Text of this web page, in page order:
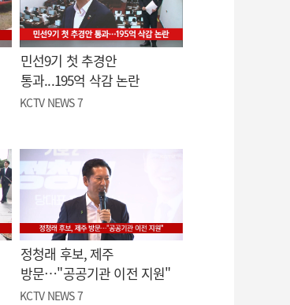
민선9기 첫 추경안
통과...195억 삭감 논란
KCTV NEWS 7
정청래 후보, 제주
방문…"공공기관 이전 지원"
KCTV NEWS 7